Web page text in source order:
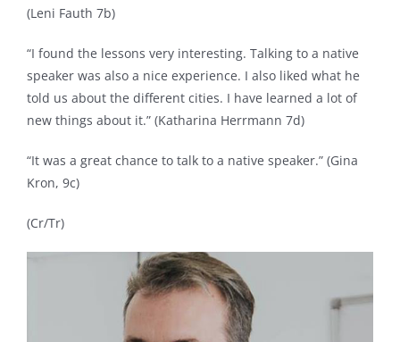
(Leni Fauth 7b)
“I found the lessons very interesting. Talking to a native
speaker was also a nice experience. I also liked what he
told us about the different cities. I have learned a lot of
new things about it.” (Katharina Herrmann 7d)
“It was a great chance to talk to a native speaker.” (Gina
Kron, 9c)
(Cr/Tr)